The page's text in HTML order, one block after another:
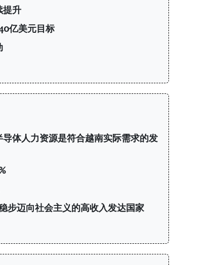
提升
亿美元目标
体人力资源是符合越南实际需求的发
步迈向社会主义的高收入发达国家